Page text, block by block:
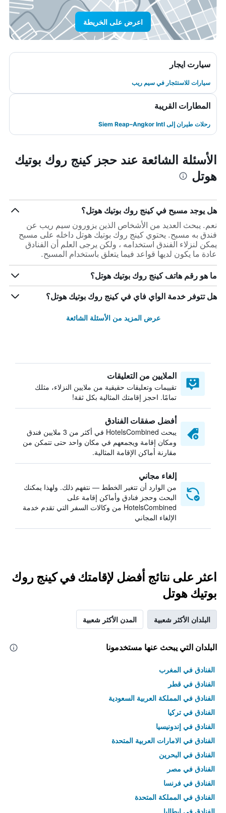
اعرض على الخريطة
سيارت ايجار
سيارات للاستئجار في سيم ريب
المطارات القريبة
رحلات طيران إلى Siem Reap–Angkor Intl
الأسئلة الشائعة عند حجز كينج روك بوتيك
هوتل
هل يوجد مسبح في كينج روك بوتيك هوتل؟
نعم. يبحث العديد من الأشخاص الذين يزورون سيم ريب عن
فندق به مسبح. يحتوي كينج روك بوتيك هوتل داخله على مسبح
يمكن لنزلاء الفندق استخدامه ، ولكن يرجى العلم أن الفنادق
عادة ما يكون لديها قواعد فيما يتعلق باستخدام المسبح.
ما هو رقم هاتف كينج روك بوتيك هوتل؟
هل تتوفر خدمة الواي فاي في كينج روك بوتيك هوتل؟
عرض المزيد من الأسئلة الشائعة
الملايين من التعليقات
تقييمات وتعليقات حقيقية من ملايين النزلاء، مثلك
تمامًا. احجز إقامتك المثالية بكل ثقة!
أفضل صفقات الفنادق
يبحث HotelsCombined في أكثر من 3 ملايين فندق
ومكان إقامة ويجمعهم في مكان واحد حتى تتمكن من
مقارنة أماكن الإقامة المثالية.
إلغاء مجاني
من الوارد أن تتغير الخطط — نتفهم ذلك. ولهذا يمكنك
البحث وحجز فنادق وأماكن إقامة على
HotelsCombined من وكالات السفر التي تقدم خدمة
الإلغاء المجاني
اعثر على نتائج أفضل لإقامتك في كينج روك
بوتيك هوتل
البلدان الأكثر شعبية المدن الأكثر شعبية
البلدان التي يبحث عنها مستخدمونا
الفنادق في المغرب
الفنادق في قطر
الفنادق في المملكة العربية السعودية
الفنادق في تركيا
الفنادق في إندونيسيا
الفنادق في الامارات العربية المتحدة
الفنادق في البحرين
الفنادق في مصر
الفنادق في فرنسا
الفنادق في المملكة المتحدة
الفنادق في إيطاليا